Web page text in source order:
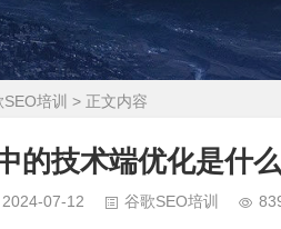
培训 > 正文内容
的技术端优化是什
2024-07-12 谷歌SEO培训